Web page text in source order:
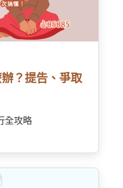
？提告、爭取
全攻略